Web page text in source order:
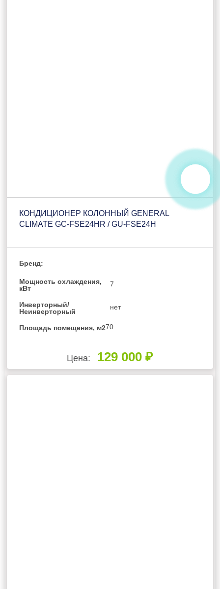
КОНДИЦИОНЕР КОЛОННЫЙ GENERAL
CLIMATE GC-FSE24HR / GU-FSE24H
Бренд:
Мощность охлаждения,
кВт
7
Инверторный/
Неинверторный
нет
Площадь помещения, м270
Цена: 129 000 ₽